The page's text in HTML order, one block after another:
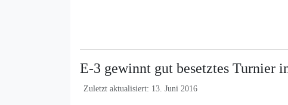
E-3 gewinnt gut besetztes Turnier
Zuletzt aktualisiert: 13. Juni 2016